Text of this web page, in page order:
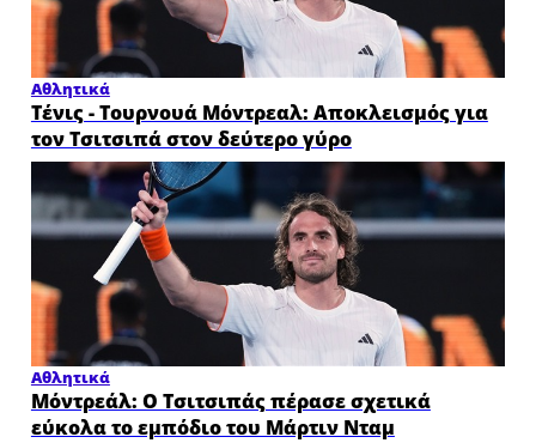
Αθλητικά
Τένις - Τουρνουά Μόντρεαλ: Αποκλεισμός για
τον Τσιτσιπά στον δεύτερο γύρο
Αθλητικά
Μόντρεάλ: Ο Τσιτσιπάς πέρασε σχετικά
εύκολα το εμπόδιο του Μάρτιν Νταμ